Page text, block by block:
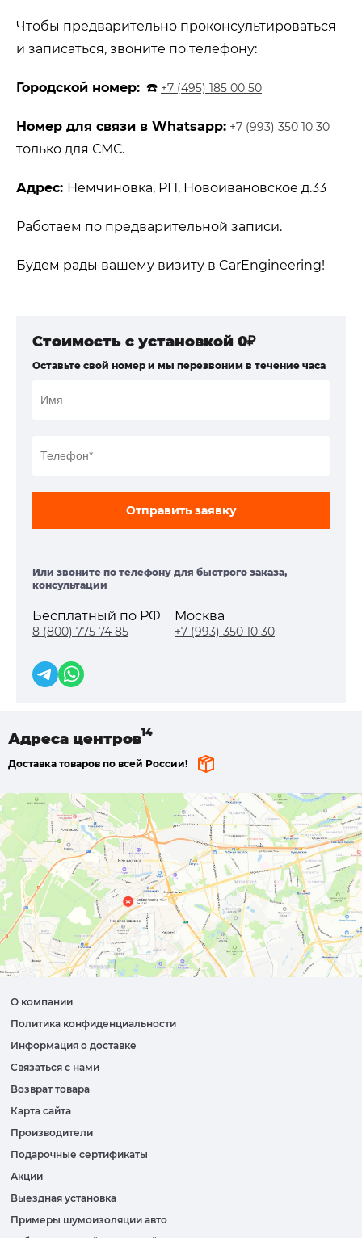
Чтобы предварительно проконсультироваться
и записаться, звоните по телефону:
Городской номер: ☎️ +7 (495) 185 00 50
Номер для связи в Whatsapp: +7 (993) 350 10 30
только для СМС.
Адрес: Немчиновка, РП, Новоивановское д.33
Работаем по предварительной записи.
Будем рады вашему визиту в CarEngineering!
Стоимость с установкой 0₽
Оставьте свой номер и мы перезвоним в течение часа
Отправить заявку
Или звоните по телефону для быстрого заказа,
консультации
Бесплатный по РФ
8 (800) 775 74 85
Москва
+7 (993) 350 10 30
Адреса центров
Доставка товаров по всей России!
О компании
Политика конфиденциальности
Информация о доставке
Связаться с нами
Возврат товара
Карта сайта
Производители
Подарочные сертификаты
Акции
Выездная установка
Примеры шумоизоляции авто